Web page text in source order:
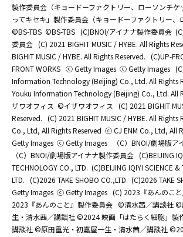
製作委員会（キョードーファクトリー、ローソンチケ
ってキセキ」製作委員会（キョードーファクトリー、
©BS-TBS ©BS-TBS (C)BNOI/アイナナ製作委員会
委員会 (C) 2021 BIGHIT MUSIC / HYBE. All Rights
BIGHIT MUSIC / HYBE. All Rights Reserved. (C)UP-
FRONT WORKS ⓒ Getty Images ⓒ Getty Images
Information Technology (Beijing) Co., Ltd. All Rights
Youku Information Technology (Beijing) Co., Ltd. All
ザワオフィス ©イザワオフィス
(C) 2021 BIGHIT
Reserved. (C) 2021 BIGHIT MUSIC / HYBE. All Rights
Co., Ltd, All Rights Reserved ⓒ CJ ENM Co., Ltd, All
Getty Images ⓒ Getty Images
（C）BNOI/劇場版
（C）BNOI/劇場版アイナナ製作委員会 (C)BEIJING
TECHNOLOGY CO., LTD. (C)BEIJING IQIYI SCIENCE &
LTD. (C)2026 TAKE SHOBO CO.,LTD. (C)2026 TAKE
Getty Images ⓒ Getty Images (C) 2023『あんのこ
2023『あんのこと』製作委員会 ©清水茜／講談社 ©
生・清水茜／講談社 ©2024 映画「はたらく細胞」製
講談社 ©原田重光・初嘉屋一生・清水茜／講談社